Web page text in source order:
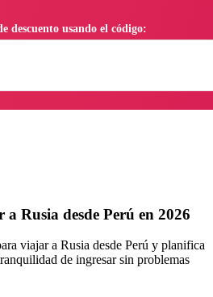
Rusia desde Perú en 2026
viajar a Rusia desde Perú y planifica
de ingresar sin problemas